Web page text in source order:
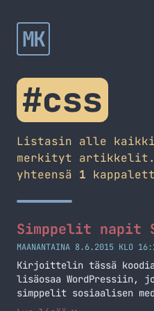
MK
#css
Listasin alle kaikki
merkityt
yhteensä 1
Simppelit napit
MAANANTAINA 8.6.2015 KLO
Kirjoittelin tässä
lisäosaa WordPressiin,
simppelit sosiaalisen
siihen kohtaan mihin